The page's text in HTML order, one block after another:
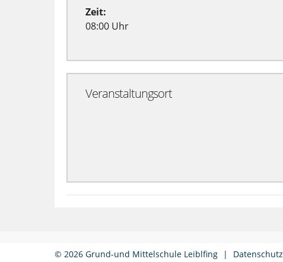
Zeit:
08:00 Uhr
Veranstaltungsort
© 2026 Grund-und Mittelschule Leiblfing | Datenschutz